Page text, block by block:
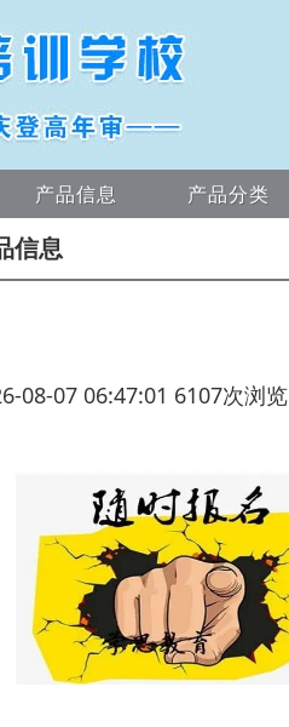
产品信息 产品分类
信息
08-07 06:47:01 6107次浏览